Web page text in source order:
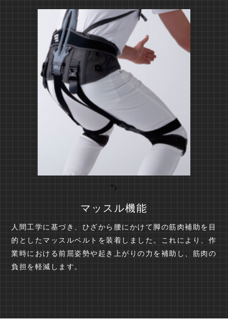
">
マッスル機能
人間工学に基づき、ひざから腰にかけて脚の筋肉補助を目
的としたマッスルベルトを装着しました。これにより、作
業時における前屈姿勢や起き上がりの力を補助し、筋肉の
負担を軽減します。